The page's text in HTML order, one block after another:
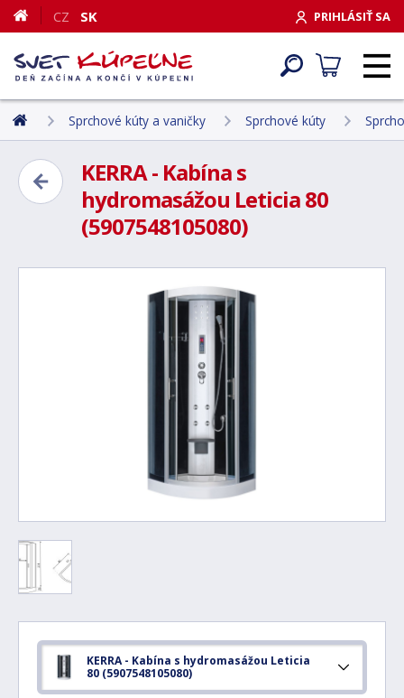
PRIHLÁSIŤ SA
CZ SK
Sprchové kúty a vaničky Sprchové kúty
KERRA - Kabína s
hydromasážou Leticia 80
(5907548105080)
KERRA - Kabína s hydromasážou Leticia
80 (5907548105080)